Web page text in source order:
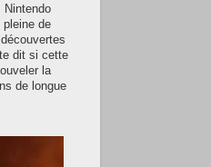
Nintendo
pleine de
dit si cette
la
de longue